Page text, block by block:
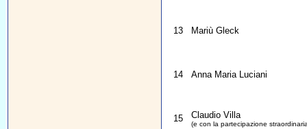
13 Mariù Gleck
14 Anna Maria Luciani
15 Claudio Villa
(e con la partecipazione